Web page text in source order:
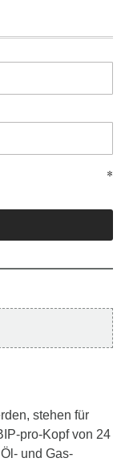
stehen für
pro-Kopf von 24
und Gas-